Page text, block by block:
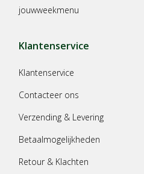
jouwweekmenu
Klantenservice
Klantenservice
Contacteer ons
Verzending & Levering
Betaalmogelijkheden
Retour & Klachten